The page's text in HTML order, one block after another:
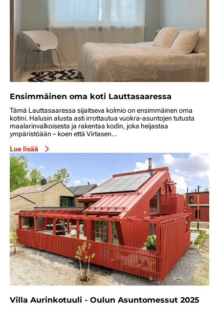
Ensimmäinen oma koti Lauttasaaressa
Tämä Lauttasaaressa sijaitseva kolmio on ensimmäinen oma
kotini. Halusin alusta asti irrottautua vuokra-asuntojen tutusta
maalarinvalkoisesta ja rakentaa kodin, joka heijastaa
ympäristöään – koen että Virtasen...
Lue lisää
Villa Aurinkotuuli - Oulun Asuntomessut 2025